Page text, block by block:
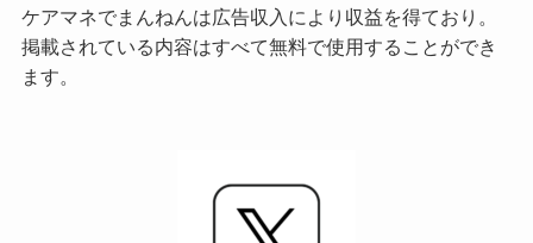
ケアマネでまんねんは広告収入により収益を得ており。
掲載されている内容はすべて無料で使用することができ
ます。